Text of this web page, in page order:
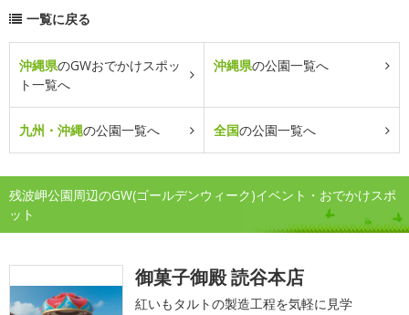
一覧に戻る
沖縄県のGWおでかけスポッ
ト一覧へ
沖縄県の公園一覧へ
九州・沖縄の公園一覧へ 全国の公園一覧へ
残波岬公園周辺のGW(ゴールデンウィーク)イベント・おでかけスポ
ット
御菓子御殿 読谷本店
紅いもタルトの製造工程を気軽に見学